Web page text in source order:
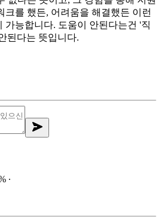
크를 했든, 어려움을 해결했든 이런
가능합니다. 도움이 안된다는건 '직
된다는 뜻입니다.
∙